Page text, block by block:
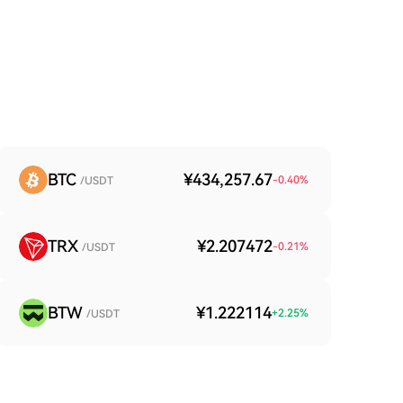
BTC /USDT ¥434,257.67-0.40%
TRX /USDT ¥2.207472-0.21%
BTW /USDT ¥1.222114+2.25%